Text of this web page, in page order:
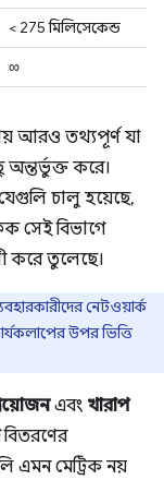
< 275 মিলিসেকেন্ড
∞
আরও তথ্যপূর্ণ যা
করে।
চালু হয়েছে,
সেই বিভাগে
করে তুলেছে।
নেটওয়ার্ক
উপর ভিত্তি
এবং খারাপ
বিতরণের
এমন মেট্রিক নয়